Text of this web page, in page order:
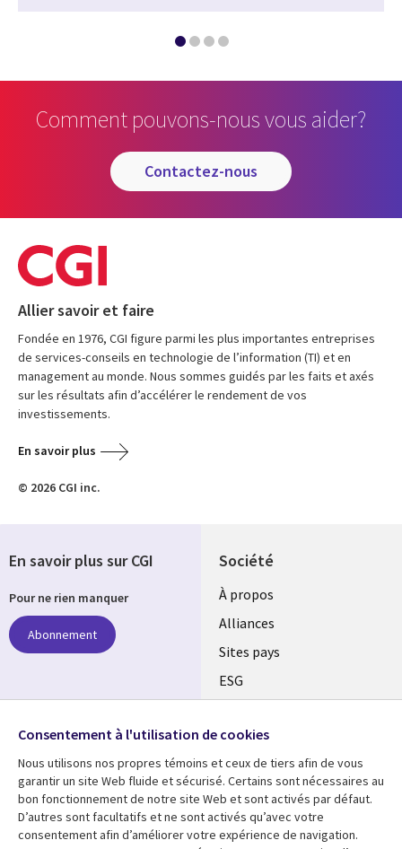
Comment pouvons-nous vous aider?
contactez-nous
Allier savoir et faire
Fondée en 1976, CGI figure parmi les plus importantes entreprises
de services-conseils en technologie de l’information (TI) et en
management au monde. Nous sommes guidés par les faits et axés
sur les résultats afin d’accélérer le rendement de vos
investissements.
En savoir plus
© 2026 CGI inc.
Société
À propos
Alliances
Sites pays
ESG
Fusions
Salle de presse
Ressources Support
En savoir plus sur CGI
Pour ne rien manquer
Abonnement
Suivez-nous
Social
Media
Global
FR
Consentement à l'utilisation de cookies
Nous utilisons nos propres témoins et ceux de tiers afin de vous
garantir un site Web fluide et sécurisé. Certains sont nécessaires au
bon fonctionnement de notre site Web et sont activés par défaut.
D’autres sont facultatifs et ne sont activés qu’avec votre
consentement afin d’améliorer votre expérience de navigation.